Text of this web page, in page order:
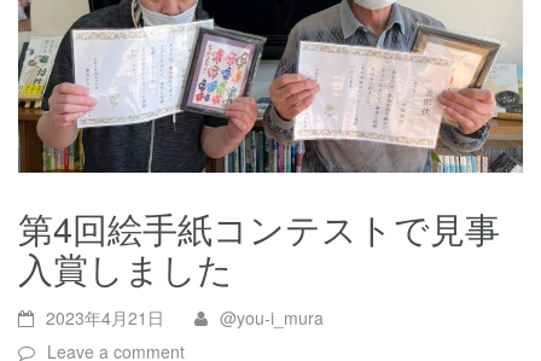
第4回絵手紙コンテストで見事
入賞しました
2023年4月21日
@you-i_mura
Leave a comment